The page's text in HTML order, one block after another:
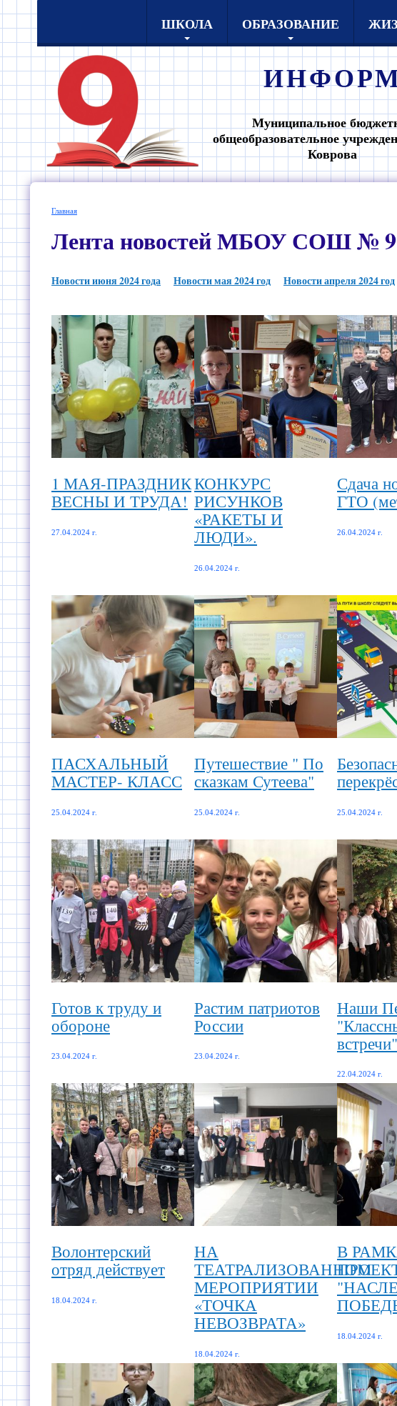
ШКОЛА ОБРАЗОВАНИЕ
Муниципальное
общеобразовательное
Коврова
Главная
Лента новостей МБОУ СОШ № 9
Новости июня 2024 года Новости мая 2024 год Новости апреля 2024 год
1 МАЯ-ПРАЗДНИК
ВЕСНЫ И ТРУДА!
27.04.2024 г.
КОНКУРС
РИСУНКОВ
«РАКЕТЫ И
ЛЮДИ».
26.04.2024 г.
Сдача
ГТО
26.04.2024 г.
ПАСХАЛЬНЫЙ
МАСТЕР- КЛАСС
25.04.2024 г.
Путешествие " По
сказкам Сутеева"
25.04.2024 г. 25.04.2024 г.
Готов к труду и
обороне
23.04.2024 г.
Растим патриотов
России
23.04.2024 г.
Наши
22.04.2024 г.
Волонтерский
отряд действует
18.04.2024 г.
НА
ТЕАТРАЛИЗОВАННОМ
МЕРОПРИЯТИИ
«ТОЧКА
НЕВОЗВРАТА»
18.04.2024 г.
В
18.04.2024 г.